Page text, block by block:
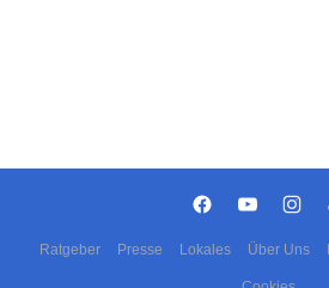
Ratgeber Presse Lokales Über Uns